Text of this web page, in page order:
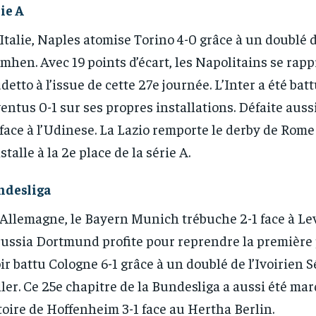
RECOMMENDED
1-YEAR
RECOMMENDED
1-YEAR
A
Naples atomise Torino 4-0 grâce à un doublé
Avec 19 points d’écart, les Napolitains se
à l’issue de cette 27e journée. L’Inter a été
0-1 sur ses propres installations. Défaite
à l’Udinese. La Lazio remporte le derby de
à la 2e place de la série A.
le Bayern Munich trébuche 2-1 face à
Dortmund profite pour reprendre la première
battu Cologne 6-1 grâce à un doublé de l’Ivoirien
Ce 25e chapitre de la Bundesliga a aussi été
de Hoffenheim 3-1 face au Hertha Berlin.